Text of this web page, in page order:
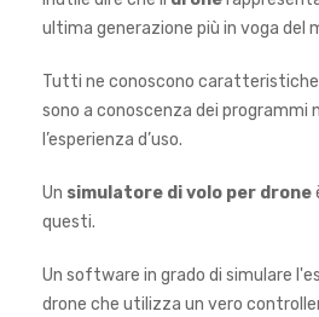
ultima generazione più in voga del
Tutti ne conoscono
sono a conoscenza dei
l’esperienza d’uso.
Un simulatore di volo per drone
questi.
Un software in grado di simulare
drone che utilizza un vero